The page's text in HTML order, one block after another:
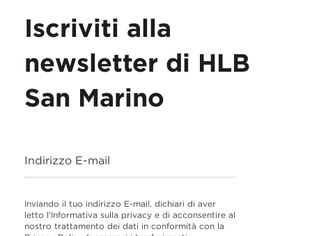
Iscriviti alla
newsletter di HLB
San Marino
Indirizzo E-mail
Inviando il tuo indirizzo E-mail, dichiari di aver
letto l'Informativa sulla privacy e di acconsentire al
nostro trattamento dei dati in conformità con la